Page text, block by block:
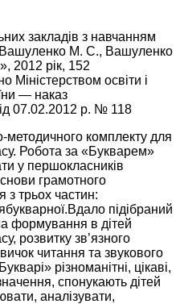
закладів з навчанням
М. С., Вашуленко
2012 рік, 152
Міністерством освіти і
— наказ
07.02.2012 р. № 118
комплекту для
Робота за «Букварем»
у першокласників
грамотного
з трьох частин:
підібраний
формування в дітей
розвитку зв’язного
читання та звукового
різноманітні, цікаві,
спонукають дітей
аналізувати,